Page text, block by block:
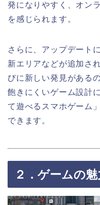
発になりやすく、オン
を感じられます。
さらに、アップデート
新エリアなどが追加さ
びに新しい発見がある
飽きにくいゲーム設計
て遊べるスマホゲーム
できます。
２．ゲームの魅